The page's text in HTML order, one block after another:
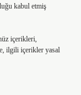
kabul etmiş
içerikleri,
ilgili içerikler yasal